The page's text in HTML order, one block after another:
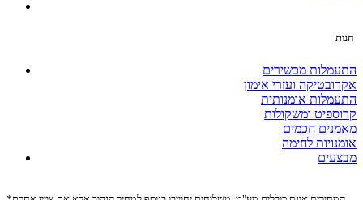
התעמלות מכשירים
אקרובטיקה ועזרי אימון
התעמלות אומנותית
קרוספיט ומשקולות
מאמנים חכמים
אומנויות לחימה
מבצעים